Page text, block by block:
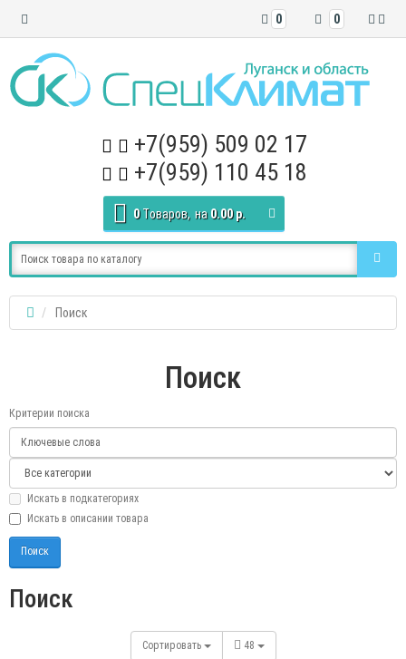
0
0
+7(959) 509 02 17
+7(959) 110 45 18
0 Tоваров, на 0.00 р.
Поиск
Поиск
Критерии поиска
Искать в подкатегориях
Искать в описании товара
Поиск
Сортировать 48